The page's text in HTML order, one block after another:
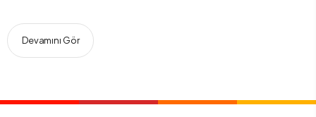
Devamını Gör